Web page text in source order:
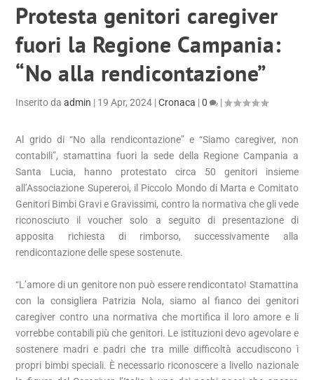
Protesta genitori caregiver
fuori la Regione Campania:
“No alla rendicontazione”
Inserito daadmin | 19 Apr, 2024 |Cronaca |0 |
Al grido di “No alla rendicontazione” e “Siamo caregiver, non
contabili”, stamattina fuori la sede della Regione Campania a
Santa Lucia, hanno protestato circa 50 genitori insieme
all’Associazione Supereroi, il Piccolo Mondo di Marta e Comitato
Genitori Bimbi Gravi e Gravissimi, contro la normativa che gli vede
riconosciuto il voucher solo a seguito di presentazione di
apposita richiesta di rimborso, successivamente alla
rendicontazione delle spese sostenute.
“L’amore di un genitore non può essere rendicontato! Stamattina
con la consigliera Patrizia Nola, siamo al fianco dei genitori
caregiver contro una normativa che mortifica il loro amore e li
vorrebbe contabili più che genitori. Le istituzioni devo agevolare e
sostenere madri e padri che tra mille difficoltà accudiscono ì
propri bimbi speciali. È necessario riconoscere a livello nazionale